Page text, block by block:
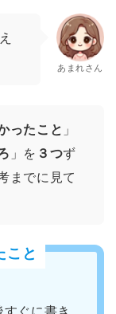
あまれさん
ったこと 」
」を ３つず
までに見て
こと